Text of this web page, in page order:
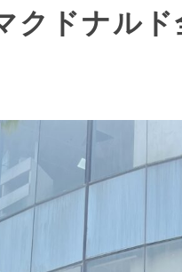
クドナル